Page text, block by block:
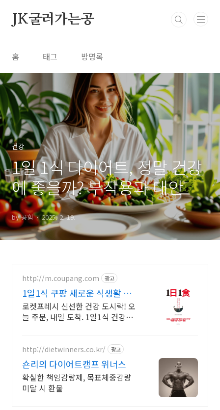
JK굴러가는공
홈 태그 방명록
건강
1일 1식 다이어트, 정말 건강
에 좋을까? 부작용과 대안
by 공힘 2025. 2. 19.
http://m.coupang.com 광고
1일1식 쿠팡 새로운 식생활 제
안
로켓프레시 신선한 건강 도시락! 오
늘 주문, 내일 도착. 1일1식 건강에
http://dietwinners.co.kr/ 광고
숀리의 다이어트캠프 위너스
확실한 책임감량제, 목표체중감량
미달 시 환불